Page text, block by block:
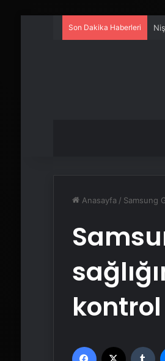
Son Dakika Haberleri
Anasayfa / Samsung
Facebook